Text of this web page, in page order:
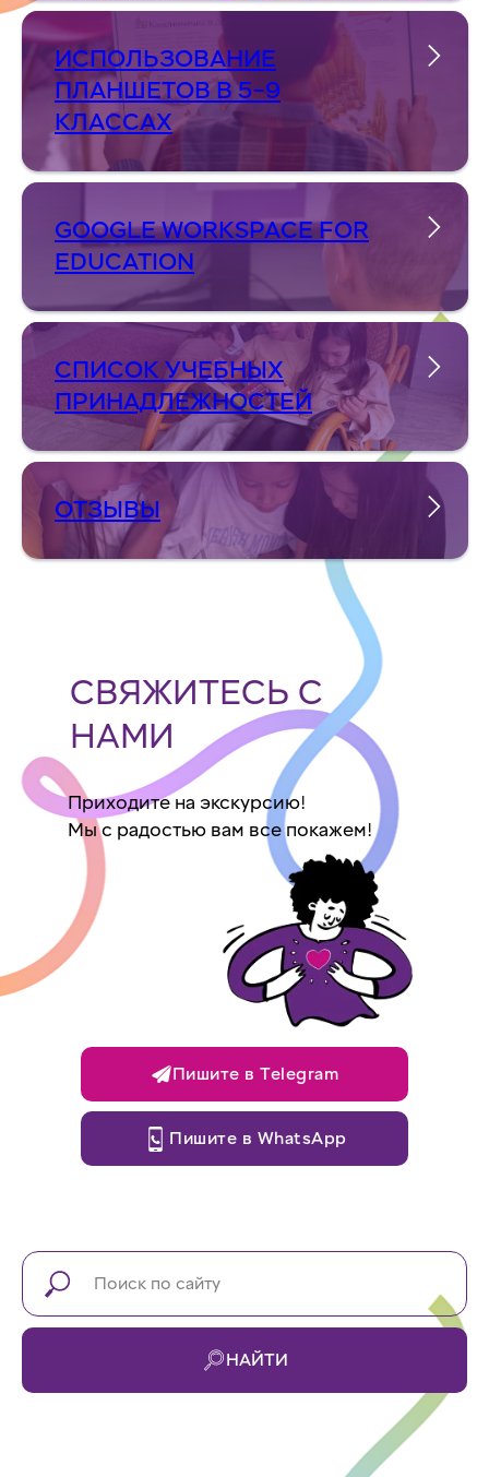
ИСПОЛЬЗОВАНИЕ
ПЛАНШЕТОВ В 5–9
КЛАССАХ
GOOGLE WORKSPACE FOR
EDUCATION
СПИСОК УЧЕБНЫХ
ПРИНАДЛЕЖНОСТЕЙ
ОТЗЫВЫ
СВЯЖИТЕСЬ С
НАМИ
Приходите на экскурсию!
Мы с радостью вам все покажем!
Пишите в Telegram
Пишите в WhatsApp
НАЙТИ